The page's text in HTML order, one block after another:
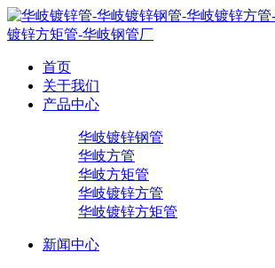
首页
关于我们
产品中心
华岐镀锌钢管
华岐方管
华岐方矩管
华岐镀锌方管
华岐镀锌方矩管
新闻中心